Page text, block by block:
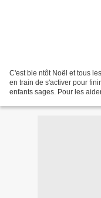
C'est bie ntôt Noël et tous
en train de s'activer pour
enfants sages. Pour les